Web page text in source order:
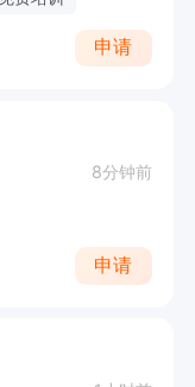
申请
8分钟前
申请